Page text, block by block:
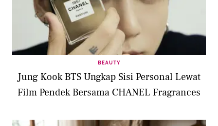
BEAUTY
Jung Kook BTS Ungkap Sisi Personal Lewat
Film Pendek Bersama CHANEL Fragrances